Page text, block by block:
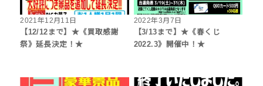
2021年12月11日
【12/12まで】★《買取感謝
祭》延長決定！★
2022年3月7日
【3/13まで】★《春くじ
2022.3》開催中！★